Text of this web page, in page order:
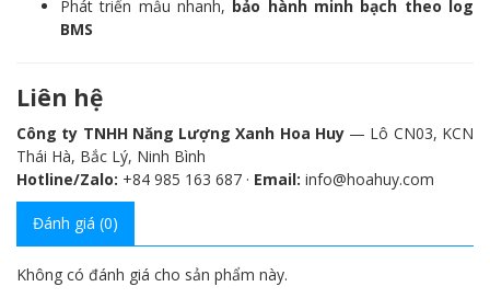
Phát triển mẫu nhanh, bảo hành minh bạch theo log
BMS
Liên hệ
Công ty TNHH Năng Lượng Xanh Hoa Huy— Lô CN03, KCN
Thái Hà, Bắc Lý, Ninh Bình
Hotline/Zalo: +84 985 163 687 · Email: info@hoahuy.com
Đánh giá (0)
Không có đánh giá cho sản phẩm này.